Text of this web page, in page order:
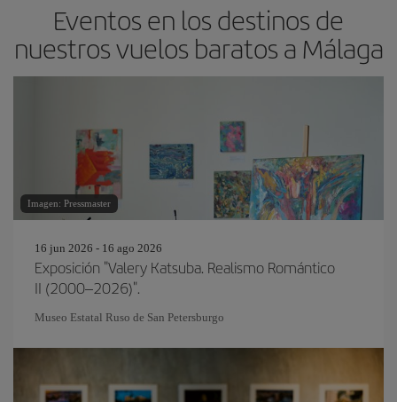
Eventos en los destinos de
nuestros vuelos baratos a Málaga
Imagen: Pressmaster
16 jun 2026 - 16 ago 2026
Exposición "Valery Katsuba. Realismo Romántico
II (2000–2026)".
Museo Estatal Ruso de San Petersburgo